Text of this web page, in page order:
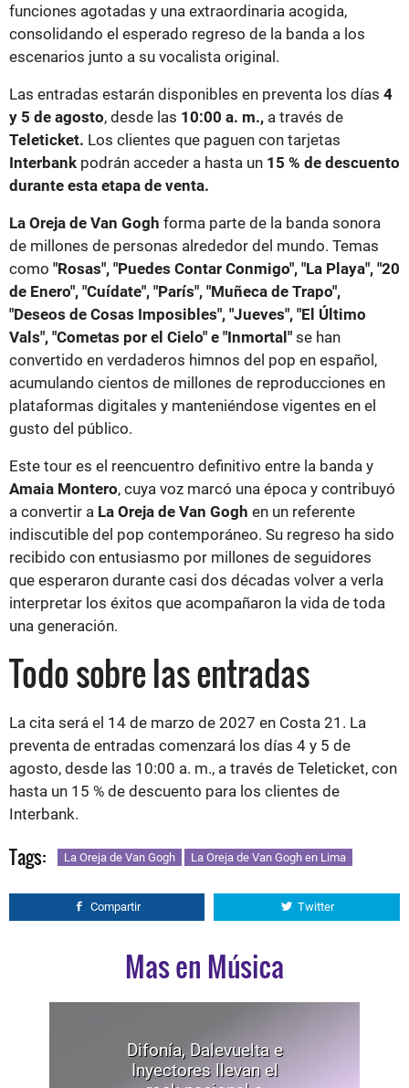
funciones agotadas y una extraordinaria acogida,
consolidando el esperado regreso de la banda a los
escenarios junto a su vocalista original.
Las entradas estarán disponibles en preventa los días 4
y 5 de agosto, desde las 10:00 a. m., a través de
Teleticket. Los clientes que paguen con tarjetas
Interbank podrán acceder a hasta un 15 % de descuento
durante esta etapa de venta.
La Oreja de Van Gogh forma parte de la banda sonora
de millones de personas alrededor del mundo. Temas
como "Rosas", "Puedes Contar Conmigo", "La Playa", "20
de Enero", "Cuídate", "París", "Muñeca de Trapo",
"Deseos de Cosas Imposibles", "Jueves", "El Último
Vals", "Cometas por el Cielo" e "Inmortal" se han
convertido en verdaderos himnos del pop en español,
acumulando cientos de millones de reproducciones en
plataformas digitales y manteniéndose vigentes en el
gusto del público.
Este tour es el reencuentro definitivo entre la banda y
Amaia Montero, cuya voz marcó una época y contribuyó
a convertir a La Oreja de Van Gogh en un referente
indiscutible del pop contemporáneo. Su regreso ha sido
recibido con entusiasmo por millones de seguidores
que esperaron durante casi dos décadas volver a verla
interpretar los éxitos que acompañaron la vida de toda
una generación.
Todo sobre las entradas
La cita será el 14 de marzo de 2027 en Costa 21. La
preventa de entradas comenzará los días 4 y 5 de
agosto, desde las 10:00 a. m., a través de Teleticket, con
hasta un 15 % de descuento para los clientes de
Interbank.
Tags: La Oreja de Van Gogh La Oreja de Van Gogh en Lima
Compartir Twitter
Mas en Música
Difonía, Dalevuelta e
Inyectores llevan el